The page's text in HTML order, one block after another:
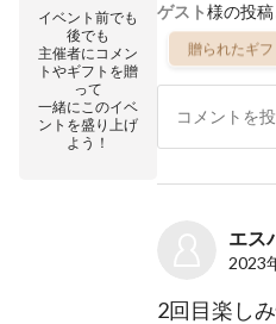
イベント前でも
後でも
主催者にコメン
トやギフトを贈
って
一緒にこのイベ
ントを盛り上げ
よう！
ゲスト様の投稿
贈られたギ
エス
2023
2回目楽し